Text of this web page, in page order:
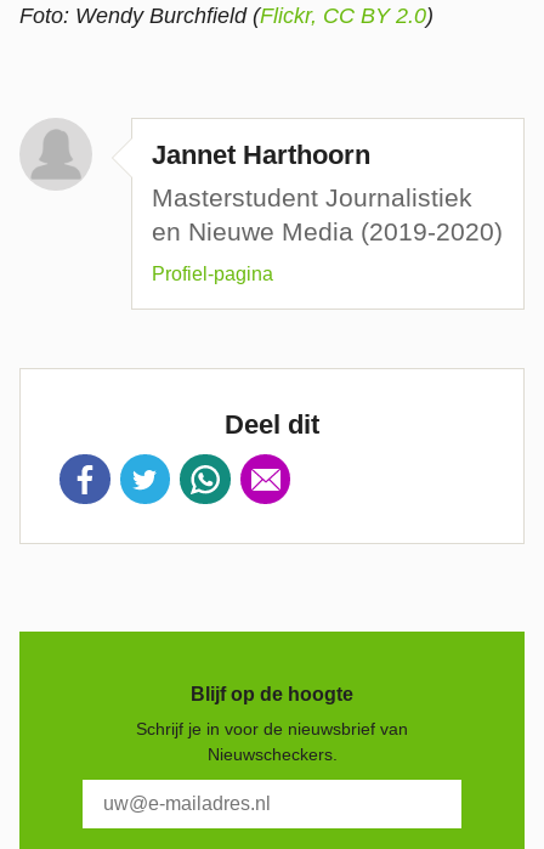
Foto: Wendy Burchfield (Flickr, CC BY 2.0)
Jannet Harthoorn
Masterstudent Journalistiek
en Nieuwe Media (2019-2020)
Profiel-pagina
Deel dit
Blijf op de hoogte
Schrijf je in voor de nieuwsbrief van
Nieuwscheckers.